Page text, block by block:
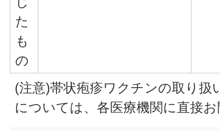
た
も
の
(注意)帯状疱疹ワクチンの取り扱
については、各医療機関に直接